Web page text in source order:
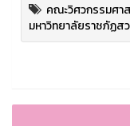
คณะวิศวกรรมศา
มหาวิทยาลัยราชภัฏส